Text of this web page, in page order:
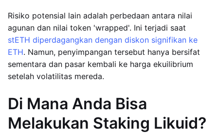
Risiko potensial lain adalah perbedaan antara nilai
agunan dan nilai token 'wrapped'. Ini terjadi saat
stETH diperdagangkan dengan diskon signifikan ke
ETH. Namun, penyimpangan tersebut hanya bersifat
sementara dan pasar kembali ke harga ekuilibrium
setelah volatilitas mereda.
Di Mana Anda Bisa
Melakukan Staking Likuid?